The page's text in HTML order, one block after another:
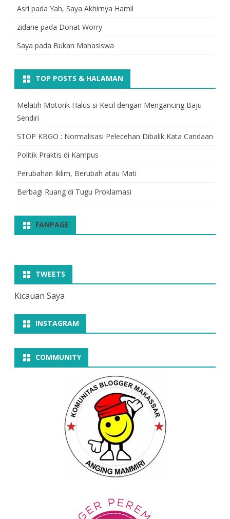
Asri pada Yah, Saya Akhirnya Hamil
zidane pada Donat Worry
Saya pada Bukan Mahasiswa
TOP POSTS & HALAMAN
Melatih Motorik Halus si Kecil dengan Mengancing Baju
Sendiri
STOP KBGO : Normalisasi Pelecehan Dibalik Kata Candaan
Politik Praktis di Kampus
Perubahan Iklim, Berubah atau Mati
Berbagi Ruang di Tugu Proklamasi
FANPAGE
TWEETS
Kicauan Saya
INSTAGRAM
COMMUNITY